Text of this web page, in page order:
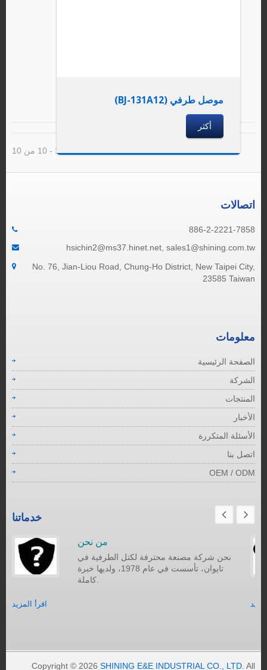
موصل طرفي (BJ-131A12)
أكثر
اتصالات
886-2-2221-7858
hsichin2@ms37.hinet.net, sales1@shining.com.tw
No. 76, Jian-Liou Road, Chung-Ho District, New Taipei City,
23585 Taiwan
معلومات
الصفحة الرئيسية
الشركة
المنتجات
الأخبار
الأسئلة المتكررة
اتصل بنا
OEM / ODM
خدماتنا
من نحن
نحن شركة مصنعة محترفة لكتل الطرفية في
تايوان، تأسست في عام 1978، ولديها خبرة
اقرأ المزيد
Copyright © 2026 SHINING E&E INDUSTRIAL CO., LTD . All